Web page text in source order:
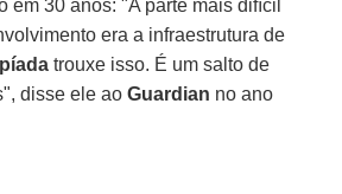
em 30 anos: "A parte mais difícil
era a infraestrutura de
trouxe isso. É um salto de
disse ele aoGuardian no ano